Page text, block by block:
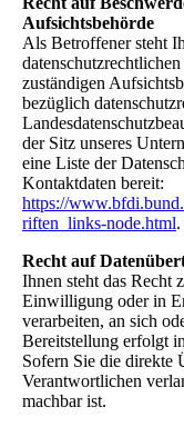
Aufsichtsbehörde
Als Betroffener steht
zuständigen
bezüglich
der Sitz unseres
eine Liste der
Kontaktdaten bereit:
https://
riften_links-node.html.
Recht auf
Ihnen steht das Recht
Einwilligung oder in
verarbeiten, an sich
Bereitstellung erfolgt
Sofern Sie die direkte
Verantwortlichen
machbar ist.